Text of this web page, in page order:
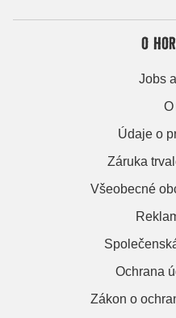
O
Jobs
O
Údaje o
Záruka
Všeobecné
Ochrana
Zákon o